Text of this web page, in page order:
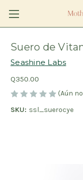
Suero de
Seashine Labs
Q350.00
(Aún
SKU: ssl_suerocye